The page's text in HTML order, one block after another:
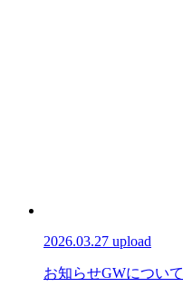
2026.03.27 upload
お知らせGWについて